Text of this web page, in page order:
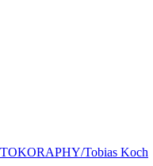
Tobias Koch